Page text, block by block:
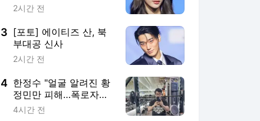
2시간 전
3 [포토] 에이티즈 산, 북
부대공 신사
2시간 전
4 한정수 "얼굴 알려진 황
정민만 피해…폭로자도
공개해"
4시간 전